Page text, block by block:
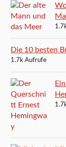
Die 10 besten
1.7k Aufrufe